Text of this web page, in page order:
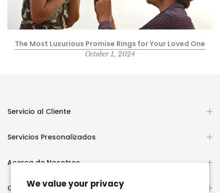
We value your privacy
The Most Luxurious Promise Rings for Your Loved One
October 1, 2024
Servicio al Cliente
Servicios Presonalizados
Acerca de Nosotros
Guías y Educación